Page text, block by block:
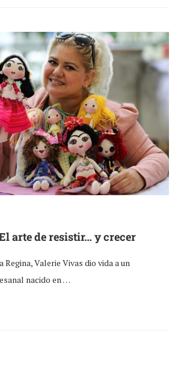
arte de resistir… y crecer
Valerie Vivas dio vida a un
nacido en …